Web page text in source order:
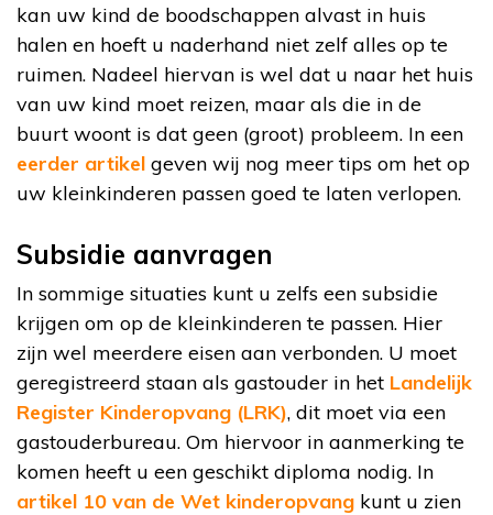
kan uw kind de boodschappen alvast in huis
halen en hoeft u naderhand niet zelf alles op te
ruimen. Nadeel hiervan is wel dat u naar het huis
van uw kind moet reizen, maar als die in de
buurt woont is dat geen (groot) probleem. In een
eerder artikel geven wij nog meer tips om het op
uw kleinkinderen passen goed te laten verlopen.
Subsidie aanvragen
In sommige situaties kunt u zelfs een subsidie
krijgen om op de kleinkinderen te passen. Hier
zijn wel meerdere eisen aan verbonden. U moet
geregistreerd staan als gastouder in het Landelijk
Register Kinderopvang (LRK), dit moet via een
gastouderbureau. Om hiervoor in aanmerking te
komen heeft u een geschikt diploma nodig. In
artikel 10 van de Wet kinderopvang kunt u zien